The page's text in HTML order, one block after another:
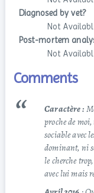
Diagnosed by vet?
Not
Post-mortem
Not
Comments
Caractère :
proche de
sociable avec
dominant, ni
le cherche
avec lui mais